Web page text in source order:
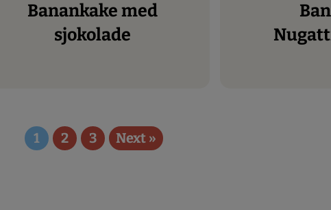
Banankake med
sjokolade
Banan og
1 2 3 Next »